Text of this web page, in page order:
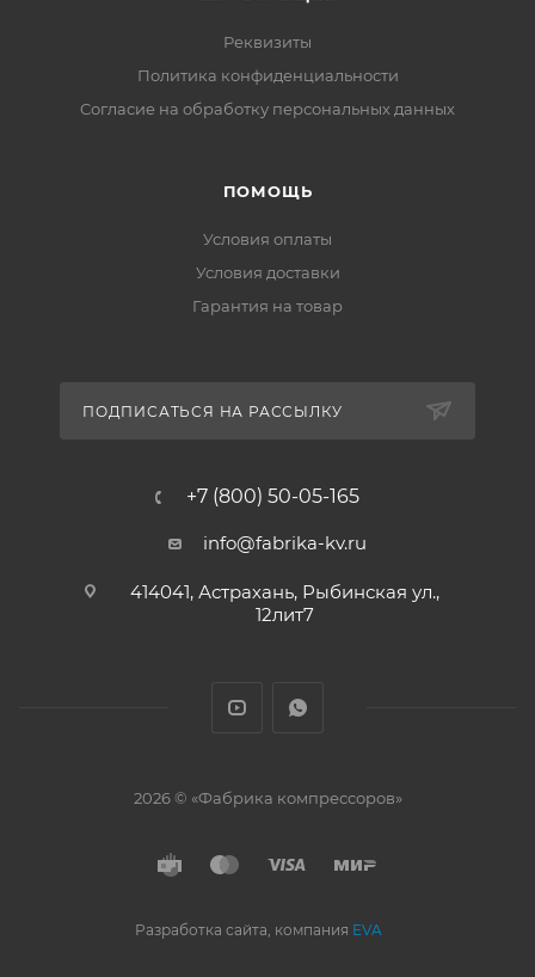
Реквизиты
Политика конфиденциальности
Cогласие на обработку персональных данных
ПОМОЩЬ
Условия оплаты
Условия доставки
Гарантия на товар
ПОДПИСАТЬСЯ НА РАССЫЛКУ
+7 (800) 50-05-165
info@fabrika-kv.ru
414041, Астрахань, Рыбинская ул.,
12лит7
2026 © «Фабрика компрессоров»
Разработка сайта, компания EVA